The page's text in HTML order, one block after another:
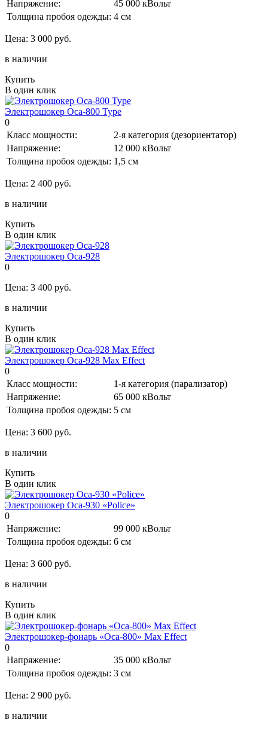
Напряжение:
45 000 кВольт
Толщина пробоя одежды: 4 см
Цена: 3 000 руб.
в наличии
Купить
В один клик
Электрошокер Оса-800 Type
0
Класс мощности:
2-я категория (дезориентатор)
Напряжение:
12 000 кВольт
Толщина пробоя одежды: 1,5 см
Цена: 2 400 руб.
в наличии
Купить
В один клик
Электрошокер Оса-928
0
Цена: 3 400 руб.
в наличии
Купить
В один клик
Электрошокер Оса-928 Max Effect
0
Класс мощности:
1-я категория (парализатор)
Напряжение:
65 000 кВольт
Толщина пробоя одежды: 5 см
Цена: 3 600 руб.
в наличии
Купить
В один клик
Электрошокер Оса-930 «Police»
0
Напряжение:
99 000 кВольт
Толщина пробоя одежды: 6 см
Цена: 3 600 руб.
в наличии
Купить
В один клик
Электрошокер-фонарь «Оса-800» Max Effect
0
Напряжение:
35 000 кВольт
Толщина пробоя одежды: 3 см
Цена: 2 900 руб.
в наличии